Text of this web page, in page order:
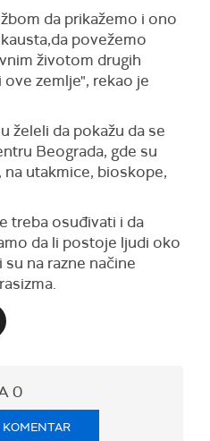
da prikažemo i ono
povežemo
životom drugih
zemlje", rekao je
želeli da pokažu da se
Beograda, gde su
utakmice, bioskope,
treba osuđivati i da
da li postoje ljudi oko
na razne načine
0